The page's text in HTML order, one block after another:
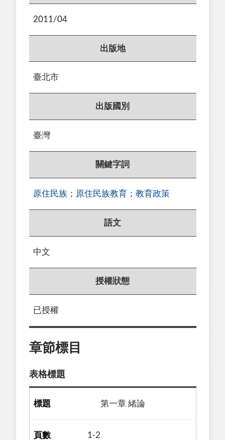
2011/04
出版地
臺北市
出版國別
臺灣
關鍵字詞
原住民族 ； 原住民族教育 ； 教育政策
語文
中文
授權狀態
已授權
章節標目
表格標題
第一章 緒論
1-2